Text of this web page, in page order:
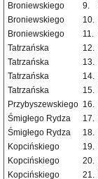
Broniewskiego
9.
Broniewskiego
10.
Broniewskiego
11.
Tatrzańska
12.
Tatrzańska
13.
Tatrzańska
14.
Tatrzańska
15.
Przybyszewskiego 16.
Śmigłego Rydza
17.
Śmigłego Rydza
18.
Kopcińskiego
19.
Kopcińskiego
20.
Kopcińskiego
21.